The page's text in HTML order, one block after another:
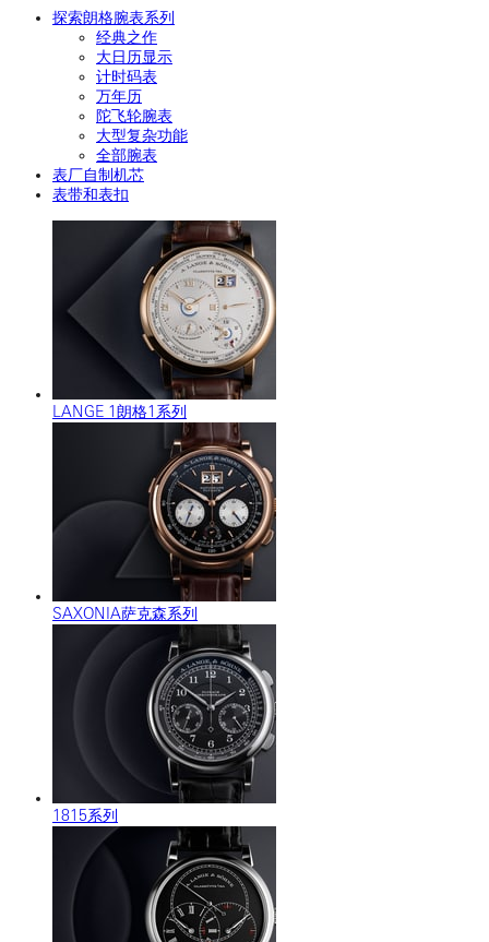
探索朗格腕表系列
经典之作
大日历显示
计时码表
万年历
陀飞轮腕表
大型复杂功能
全部腕表
表厂自制机芯
表带和表扣
LANGE 1朗格1系列
SAXONIA萨克森系列
1815系列